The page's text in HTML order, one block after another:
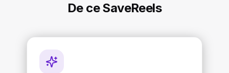
De ce SaveReels